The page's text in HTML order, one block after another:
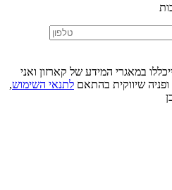
במאגרי המידע של קארזון ואני
שיווקית בהתאם לתנאי השימוש,